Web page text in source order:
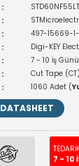
:
:
: 497-15669-
: Digi-KEY
: 7 - 10 İş Günü
: Cut Tape (CT)
: 1060 Adet (
DATASHEET
7 - 10